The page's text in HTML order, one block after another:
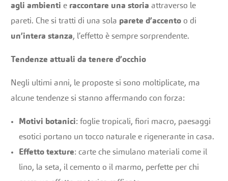
agli ambienti e raccontare una storia attraverso le
pareti. Che si tratti di una sola parete d’accento o di
un’intera stanza, l’effetto è sempre sorprendente.
Tendenze attuali da tenere d’occhio
Negli ultimi anni, le proposte si sono moltiplicate, ma
alcune tendenze si stanno affermando con forza:
Motivi botanici: foglie tropicali, fiori macro, paesaggi
esotici portano un tocco naturale e rigenerante in casa.
Effetto texture: carte che simulano materiali come il
lino, la seta, il cemento o il marmo, perfette per chi